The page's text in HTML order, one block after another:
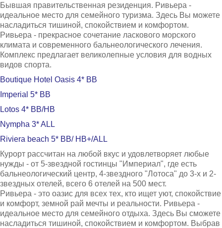
Бывшая правительственная резиденция. Ривьера -
идеальное место для семейного туризма. Здесь Вы можете
насладиться тишиной, спокойствием и комфортом.
Ривьера - прекрасное сочетание ласкового морского
климата и современного бальнеологического лечения.
Комплекс предлагает великолепные условия для водных
видов спорта.
Boutique Hotel Oasis 4* BB
Imperial 5* BB
Lotos 4* BB/HB
Nympha 3* ALL
Riviera beach 5* BB/ HB+/ALL
Курорт рассчитан на любой вкус и удовлетворяет любые
нужды - от 5-звездной гостинцы "Империал", где есть
бальнеологический центр, 4-звездного "Лотоса" до 3-х и 2-
звездных отелей, всего 6 отелей на 500 мест.
Ривьера - это оазис для всех тех, кто ищет уют, спокойствие
и комфорт, земной рай мечты и реальности. Ривьера -
идеальное место для семейного отдыха. Здесь Вы сможете
насладиться тишиной, спокойствием и комфортом. Выбрав
Бургас
Банско
Пампорово
Боровец